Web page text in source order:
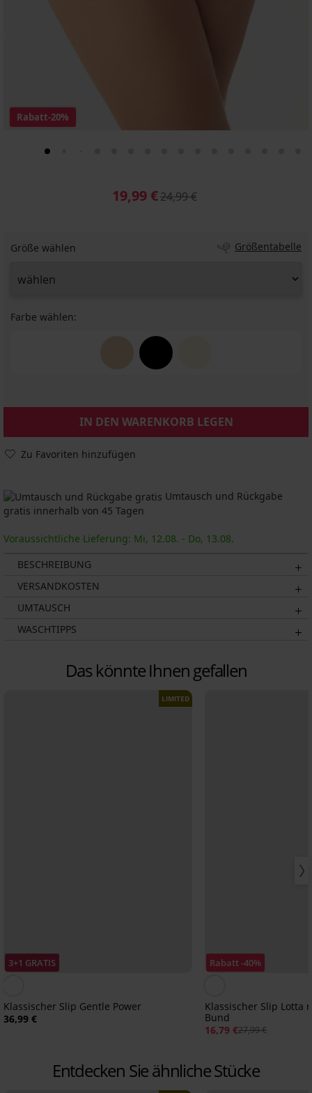
Rabatt-20%
19,99 €24,99 €
Größe wählen Größentabelle
Farbe wählen:
IN DEN WARENKORB LEGEN
Zu Favoriten hinzufügen
Umtausch und Rückgabe
gratis innerhalb von 45 Tagen
Voraussichtliche Lieferung: Mi, 12.08. - Do, 13.08.
BESCHREIBUNG
VERSANDKOSTEN
UMTAUSCH
WASCHTIPPS
Das könnte Ihnen gefallen
3+1 GRATIS
LIMITED
Klassischer Slip Gentle Power
36,99 €
Rabatt -40%
Klassischer Slip Lotta
Bund
16,79 €27,99 €
Entdecken Sie ähnliche Stücke